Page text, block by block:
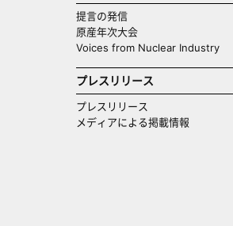
提言の発信
原産年次大会
Voices from Nuclear Industry
プレスリリース
プレスリリース
メディアによる掲載情報